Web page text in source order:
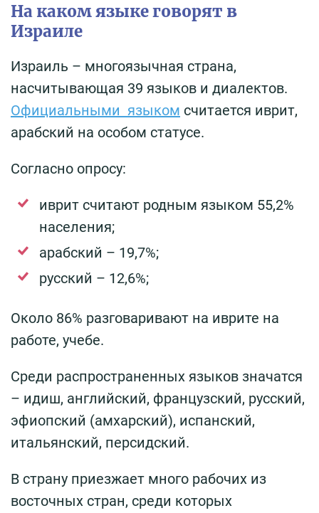
На каком языке говорят в
Израиле
Израиль – многоязычная страна,
насчитывающая 39 языков и диалектов.
Официальными языком считается иврит,
арабский на особом статусе.
Согласно опросу:
иврит считают родным языком 55,2%
населения;
арабский – 19,7%;
русский – 12,6%;
Около 86% разговаривают на иврите на
работе, учебе.
Среди распространенных языков значатся
– идиш, английский, французский, русский,
эфиопский (амхарский), испанский,
итальянский, персидский.
В страну приезжает много рабочих из
восточных стран, среди которых